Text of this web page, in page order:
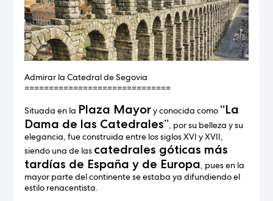
Admirar la Catedral de Segovia
==============================
Situada en la Plaza Mayory conocida como “La
Dama de las Catedrales”, por su belleza y su
elegancia, fue construida entre los siglos XVI y XVII,
siendo una de las catedrales góticas más
tardías de España y de Europa, pues en la
mayor parte del continente se estaba ya difundiendo el
estilo renacentista.